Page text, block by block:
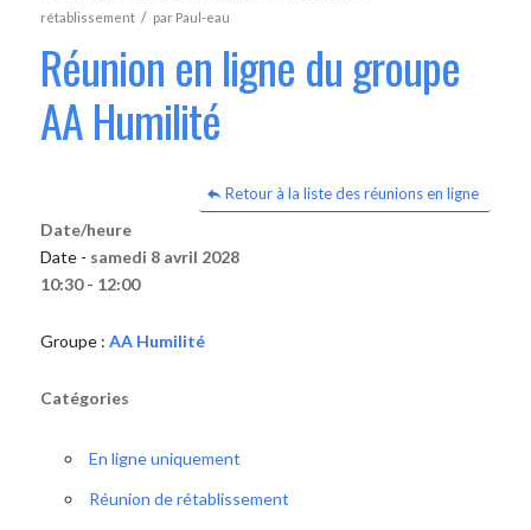
rétablissement / par Paul-eau
Réunion en ligne du groupe
AA Humilité
Retour à la liste des réunions en ligne
Date/heure
Date - samedi 8 avril 2028
10:30 - 12:00
Groupe : AA Humilité
Catégories
En ligne uniquement
Réunion de rétablissement